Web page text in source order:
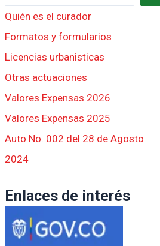
Quién es el curador
Formatos y formularios
Licencias urbanisticas
Otras actuaciones
Valores Expensas 2026
Valores Expensas 2025
Auto No. 002 del 28 de Agosto
2024
Enlaces de interés